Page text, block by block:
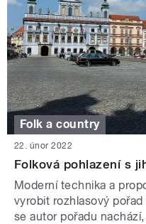
Folk a country
22. únor 2022
Folková pohlazení s
Moderní technika a
vyrobit rozhlasový
se autor pořadu